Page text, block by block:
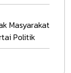
Masyarakat
Politik